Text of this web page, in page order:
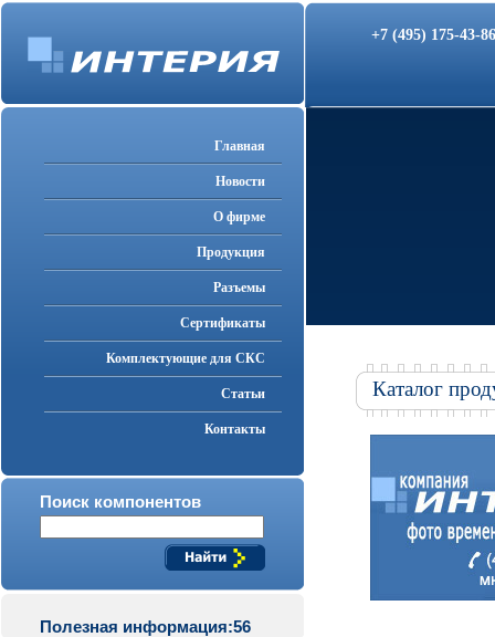
+7 (495) 175-43-
Главная
Новости
О фирме
Продукция
Разъемы
Cертификаты
Комплектующие для СКС
Статьи
Контакты
Поиск компонентов
Полезная информация:56
Каталог